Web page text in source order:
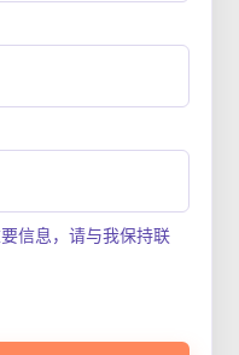
信息，请与我保持联